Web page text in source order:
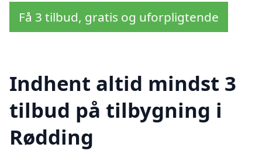
Få 3 tilbud, gratis og uforpligtende
Indhent altid mindst 3
tilbud på tilbygning i
Rødding